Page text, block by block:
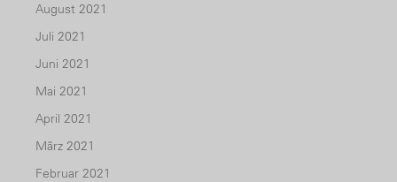
August 2021
Juli 2021
Juni 2021
Mai 2021
April 2021
März 2021
Februar 2021